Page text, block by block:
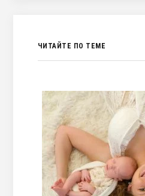
ЧИТАЙТЕ ПО ТЕМЕ